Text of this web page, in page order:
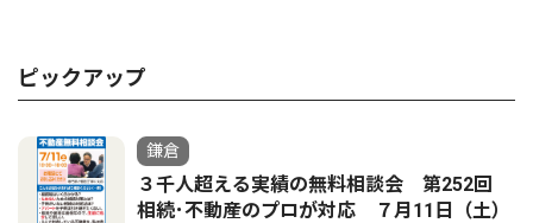
ピックアップ
鎌倉
３千人超える実績の無料相談会 第252回
相続･不動産のプロが対応 ７月11日（土）